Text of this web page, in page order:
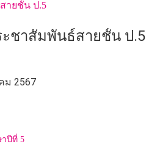
ะชาสัมพันธ์สายชั้น ป.5
ม 2567
ปีที่ 5